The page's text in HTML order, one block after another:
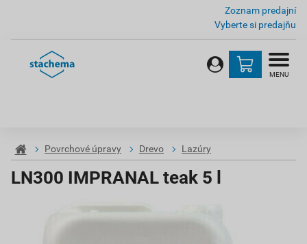
Zoznam predajní
Vyberte si predajňu
MENU
Povrchové úpravy Drevo Lazúry
LN300 IMPRANAL teak 5 l